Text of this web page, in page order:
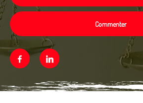
Commenter
FacebookLinkedin